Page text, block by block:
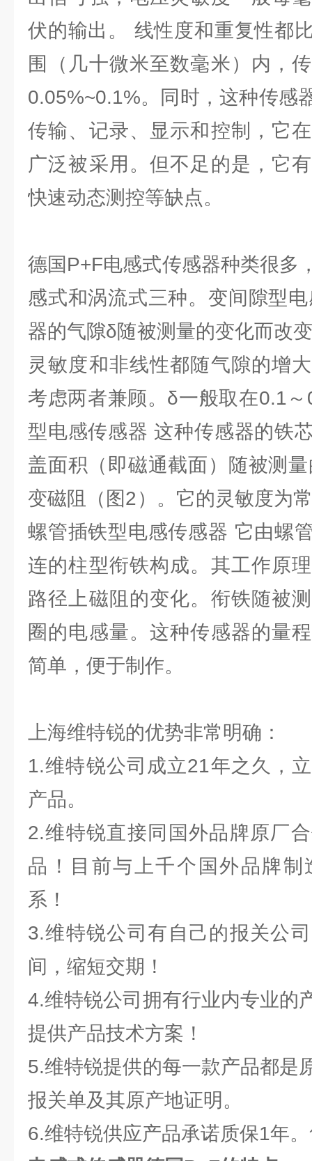
伏的输出。 线性度和重复性都
围（几十微米至数毫米）内，
0.05%~0.1%。同时，这种传感
传输、记录、显示和控制，它
广泛被采用。但不足的是，它
快速动态测控等缺点。
德国P+F电感式传感器种类很多
感式和涡流式三种。变间隙型
器的气隙δ随被测量的变化而改
灵敏度和非线性都随气隙的增
考虑两者兼顾。δ一般取在0.1
型电感传感器 这种传感器的铁
盖面积（即磁通截面）随被测
变磁阻（图2）。它的灵敏度为
螺管插铁型电感传感器 它由螺
连的柱型衔铁构成。其工作原
路径上磁阻的变化。衔铁随被
圈的电感量。这种传感器的量
简单，便于制作。
上海维特锐的优势非常明确：
1.维特锐公司成立21年之久，
产品。
2.维特锐直接同国外品牌原厂
品！目前与上千个国外品牌
系！
3.维特锐公司有自己的报关公
间，缩短交期！
4.维特锐公司拥有行业内专业的
提供产品技术方案！
5.维特锐提供的每一款产品都是
报关单及其原产地证明。
6.维特锐供应产品承诺质保1年